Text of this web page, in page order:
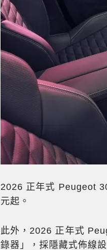
2026 正年式 Peugeot
元起。
此外，2026 正年式
錄器」，採隱藏式佈線